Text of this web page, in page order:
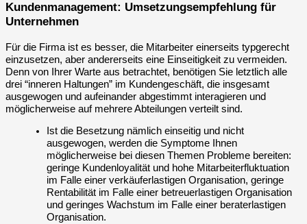
Kundenmanagement: Umsetzungsempfehlung für
Unternehmen
Für die Firma ist es besser, die Mitarbeiter einerseits typgerecht
einzusetzen, aber andererseits eine Einseitigkeit zu vermeiden.
Denn von Ihrer Warte aus betrachtet, benötigen Sie letztlich alle
drei “inneren Haltungen” im Kundengeschäft, die insgesamt
ausgewogen und aufeinander abgestimmt interagieren und
möglicherweise auf mehrere Abteilungen verteilt sind.
Ist die Besetzung nämlich einseitig und nicht
ausgewogen, werden die Symptome Ihnen
möglicherweise bei diesen Themen Probleme bereiten:
geringe Kundenloyalität und hohe Mitarbeiterfluktuation
im Falle einer verkäuferlastigen Organisation, geringe
Rentabilität im Falle einer betreuerlastigen Organisation
und geringes Wachstum im Falle einer beraterlastigen
Organisation.